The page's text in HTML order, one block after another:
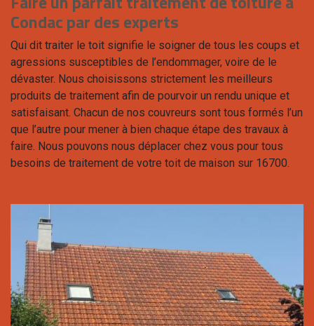
Condac par des experts
Qui dit traiter le toit signifie le soigner de tous les coups et
agressions susceptibles de l’endommager, voire de le
dévaster. Nous choisissons strictement les meilleurs
produits de traitement afin de pourvoir un rendu unique et
satisfaisant. Chacun de nos couvreurs sont tous formés l’un
que l’autre pour mener à bien chaque étape des travaux à
faire. Nous pouvons nous déplacer chez vous pour tous
besoins de traitement de votre toit de maison sur 16700.